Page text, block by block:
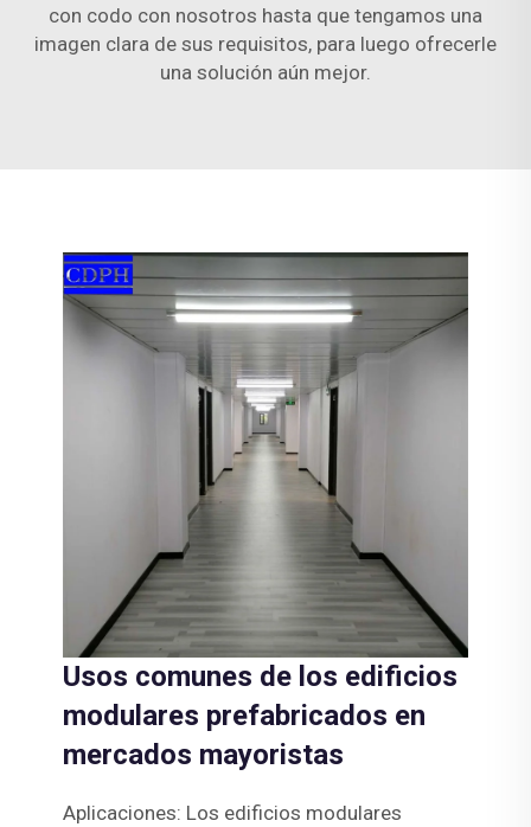
con codo con nosotros hasta que tengamos una
imagen clara de sus requisitos, para luego ofrecerle
una solución aún mejor.
Usos comunes de los edificios
modulares prefabricados en
mercados mayoristas
Aplicaciones: Los edificios modulares